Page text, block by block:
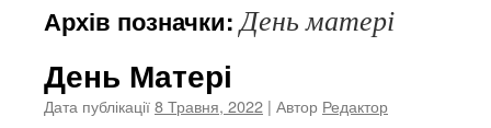
Архів позначки:День матері
День Матері
Дата публікації8 Травня, 2022 | Автор Редактор